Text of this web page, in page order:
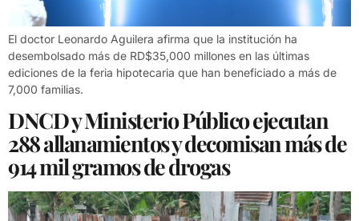
El doctor Leonardo Aguilera afirma que la institución ha
desembolsado más de RD$35,000 millones en las últimas
ediciones de la feria hipotecaria que han beneficiado a más de
7,000 familias.
DNCD y Ministerio Público ejecutan
288 allanamientos y decomisan más de
914 mil gramos de drogas